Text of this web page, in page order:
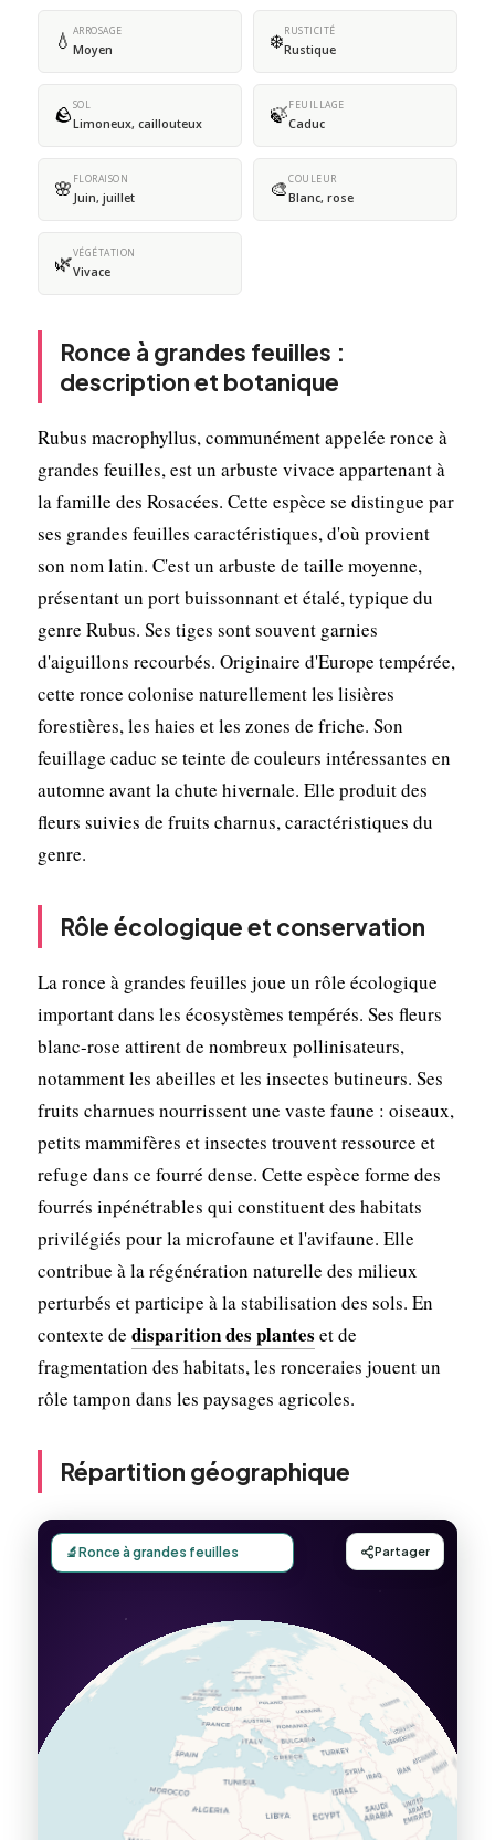
💧 ARROSAGE
Moyen ❄️RUSTICITÉ
Rustique
🪨SOL
Limoneux, caillouteux 🍃FEUILLAGE
Caduc
🌸 FLORAISON
Juin, juillet 🎨COULEUR
Blanc, rose
🌿VÉGÉTATION
Vivace
Ronce à grandes feuilles :
description et botanique
Rubus macrophyllus, communément appelée ronce à
grandes feuilles, est un arbuste vivace appartenant à
la famille des Rosacées. Cette espèce se distingue par
ses grandes feuilles caractéristiques, d'où provient
son nom latin. C'est un arbuste de taille moyenne,
présentant un port buissonnant et étalé, typique du
genre Rubus. Ses tiges sont souvent garnies
d'aiguillons recourbés. Originaire d'Europe tempérée,
cette ronce colonise naturellement les lisières
forestières, les haies et les zones de friche. Son
feuillage caduc se teinte de couleurs intéressantes en
automne avant la chute hivernale. Elle produit des
fleurs suivies de fruits charnus, caractéristiques du
genre.
Rôle écologique et conservation
La ronce à grandes feuilles joue un rôle écologique
important dans les écosystèmes tempérés. Ses fleurs
blanc-rose attirent de nombreux pollinisateurs,
notamment les abeilles et les insectes butineurs. Ses
fruits charnues nourrissent une vaste faune : oiseaux,
petits mammifères et insectes trouvent ressource et
refuge dans ce fourré dense. Cette espèce forme des
fourrés inpénétrables qui constituent des habitats
privilégiés pour la microfaune et l'avifaune. Elle
contribue à la régénération naturelle des milieux
perturbés et participe à la stabilisation des sols. En
contexte de disparition des plantes et de
fragmentation des habitats, les ronceraies jouent un
rôle tampon dans les paysages agricoles.
Répartition géographique